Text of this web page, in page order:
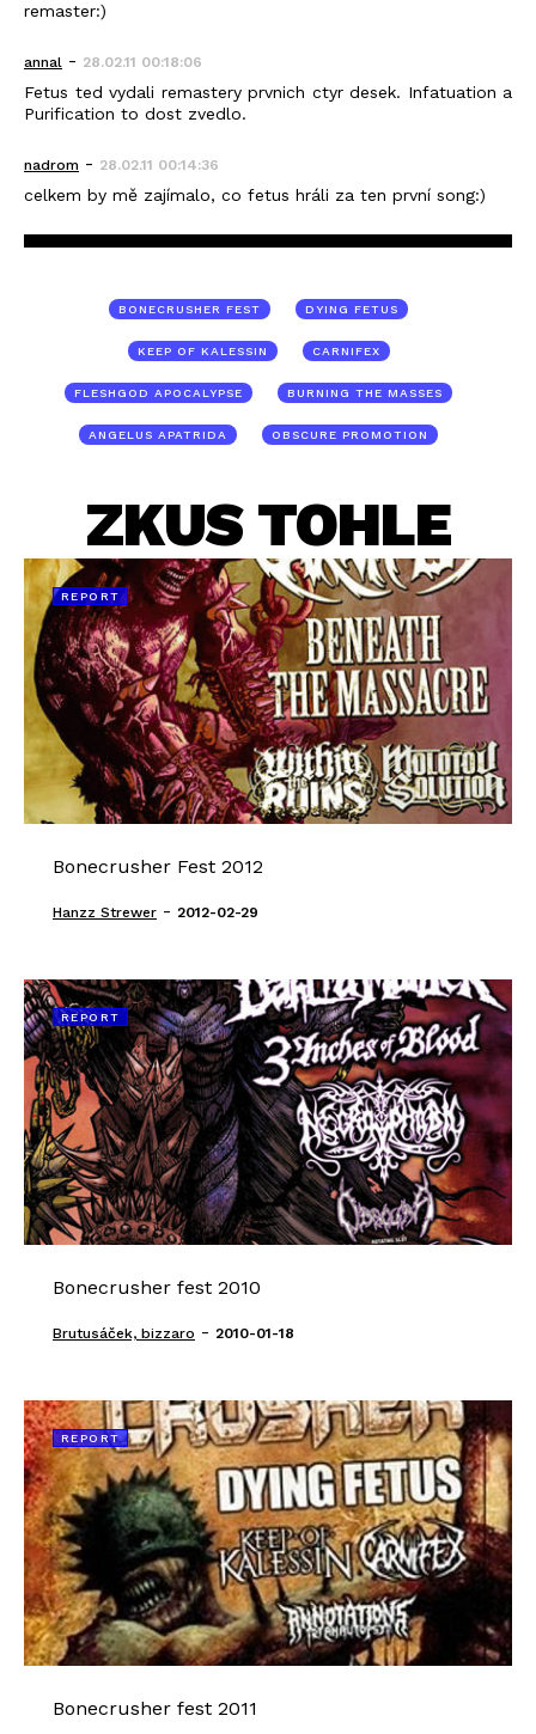
remaster:)
annal - 28.02.11 00:18:06
Fetus ted vydali remastery prvnich ctyr desek. Infatuation a
Purification to dost zvedlo.
nadrom - 28.02.11 00:14:36
celkem by mě zajímalo, co fetus hráli za ten první song:)
BONECRUSHER FEST DYING FETUS
KEEP OF KALESSIN CARNIFEX
FLESHGOD APOCALYPSE BURNING THE MASSES
ANGELUS APATRIDA OBSCURE PROMOTION
ZKUS TOHLE
REPORT
Bonecrusher Fest 2012
Hanzz Strewer - 2012-02-29
REPORT
Bonecrusher fest 2010
Brutusáček, bizzaro - 2010-01-18
REPORT
Bonecrusher fest 2011